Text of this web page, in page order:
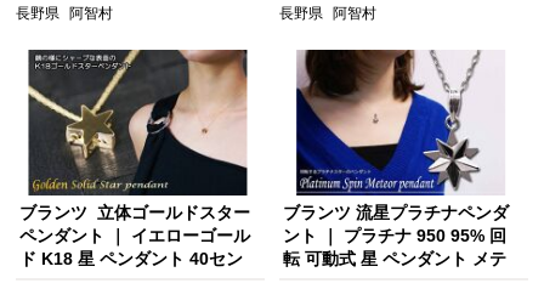
長野県
阿智村
長野県
阿智村
ブランツ 立体ゴールドスター
ペンダント ｜ イエローゴール
ド K18 星 ペンダント 40セン
ブランツ 流星プラチナペンダ
ント ｜ プラチナ 950 95% 回
転 可動式 星 ペンダント メテ